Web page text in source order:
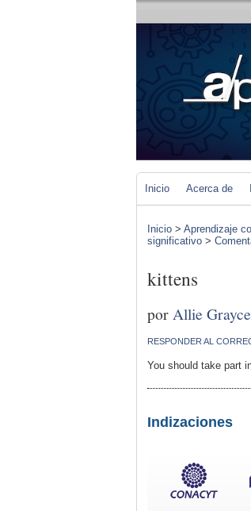
Inicio Acerca de
Inicio > Aprendizaje
significativo >
kittens
por Allie Grayce
RESPONDER AL
You should take part
Indizaciones